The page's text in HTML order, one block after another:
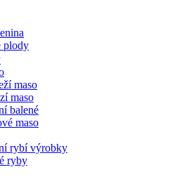
plody
maso
maso
balené
maso
rybí výrobky
ryby